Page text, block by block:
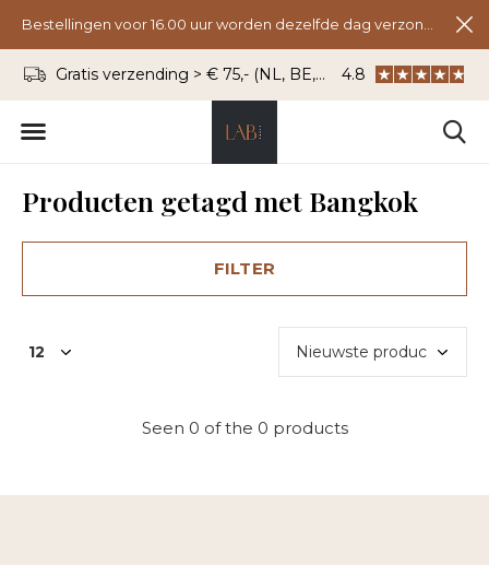
Gratis verzending > € 75,- (NL, BE, DU) WhatsApp: 06 -
4.8
Producten getagd met Bangkok
FILTER
Seen 0 of the 0 products